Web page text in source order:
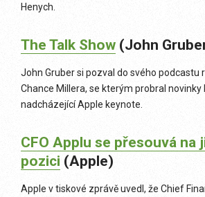
Henych.
The Talk Show (John
John Gruber si pozval do svého podcastu
Chance Millera, se kterým probral novinky
nadcházející Apple keynote.
CFO Applu se přesouvá na
pozici (Apple)
Apple v tiskové zprávě uvedl, že Chief